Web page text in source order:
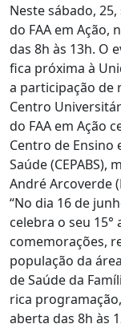
Neste sábado,
do FAA em Ação,
das 8h às 13h. O
fica próxima à
a participação de
Centro
do FAA em Ação
Centro de Ensino
Saúde
André Arcoverde
“No dia 16 de
celebra o seu
comemorações,
população da
de Saúde da
rica
aberta das 8h às